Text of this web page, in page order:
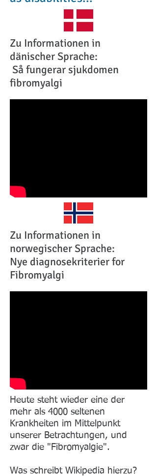
Zu Informationen in
dänischer Sprache:
Så fungerar sjukdomen
fibromyalgi
Zu Informationen in
norwegischer Sprache:
Nye diagnosekriterier for
Fibromyalgi
Heute steht wieder eine der
mehr als 4000 seltenen
Krankheiten im Mittelpunkt
unserer Betrachtungen, und
zwar die "Fibromyalgie".
Was schreibt Wikipedia hierzu?